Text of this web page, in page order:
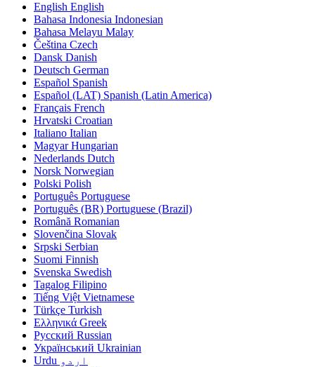
English English
Bahasa Indonesia Indonesian
Bahasa Melayu Malay
Čeština Czech
Dansk Danish
Deutsch German
Español Spanish
Español (LAT) Spanish (Latin America)
Français French
Hrvatski Croatian
Italiano Italian
Magyar Hungarian
Nederlands Dutch
Norsk Norwegian
Polski Polish
Português Portuguese
Português (BR) Portuguese (Brazil)
Română Romanian
Slovenčina Slovak
Srpski Serbian
Suomi Finnish
Svenska Swedish
Tagalog Filipino
Tiếng Việt Vietnamese
Türkçe Turkish
Ελληνικά Greek
Русский Russian
Український Ukrainian
اردو Urdu